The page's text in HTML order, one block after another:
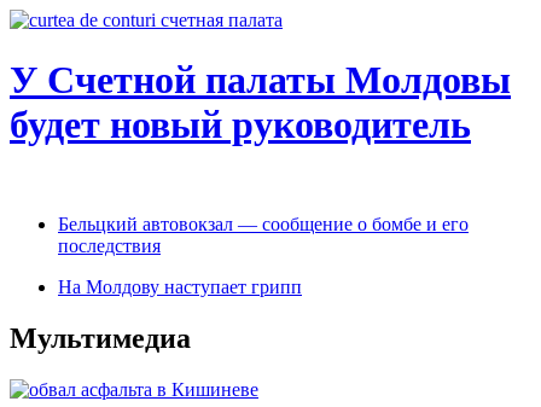
У Счетной палаты Молдовы
будет новый руководитель
Бельцкий автовокзал — сообщение о бомбе и его
последствия
На Молдову наступает грипп
Мультимедиа